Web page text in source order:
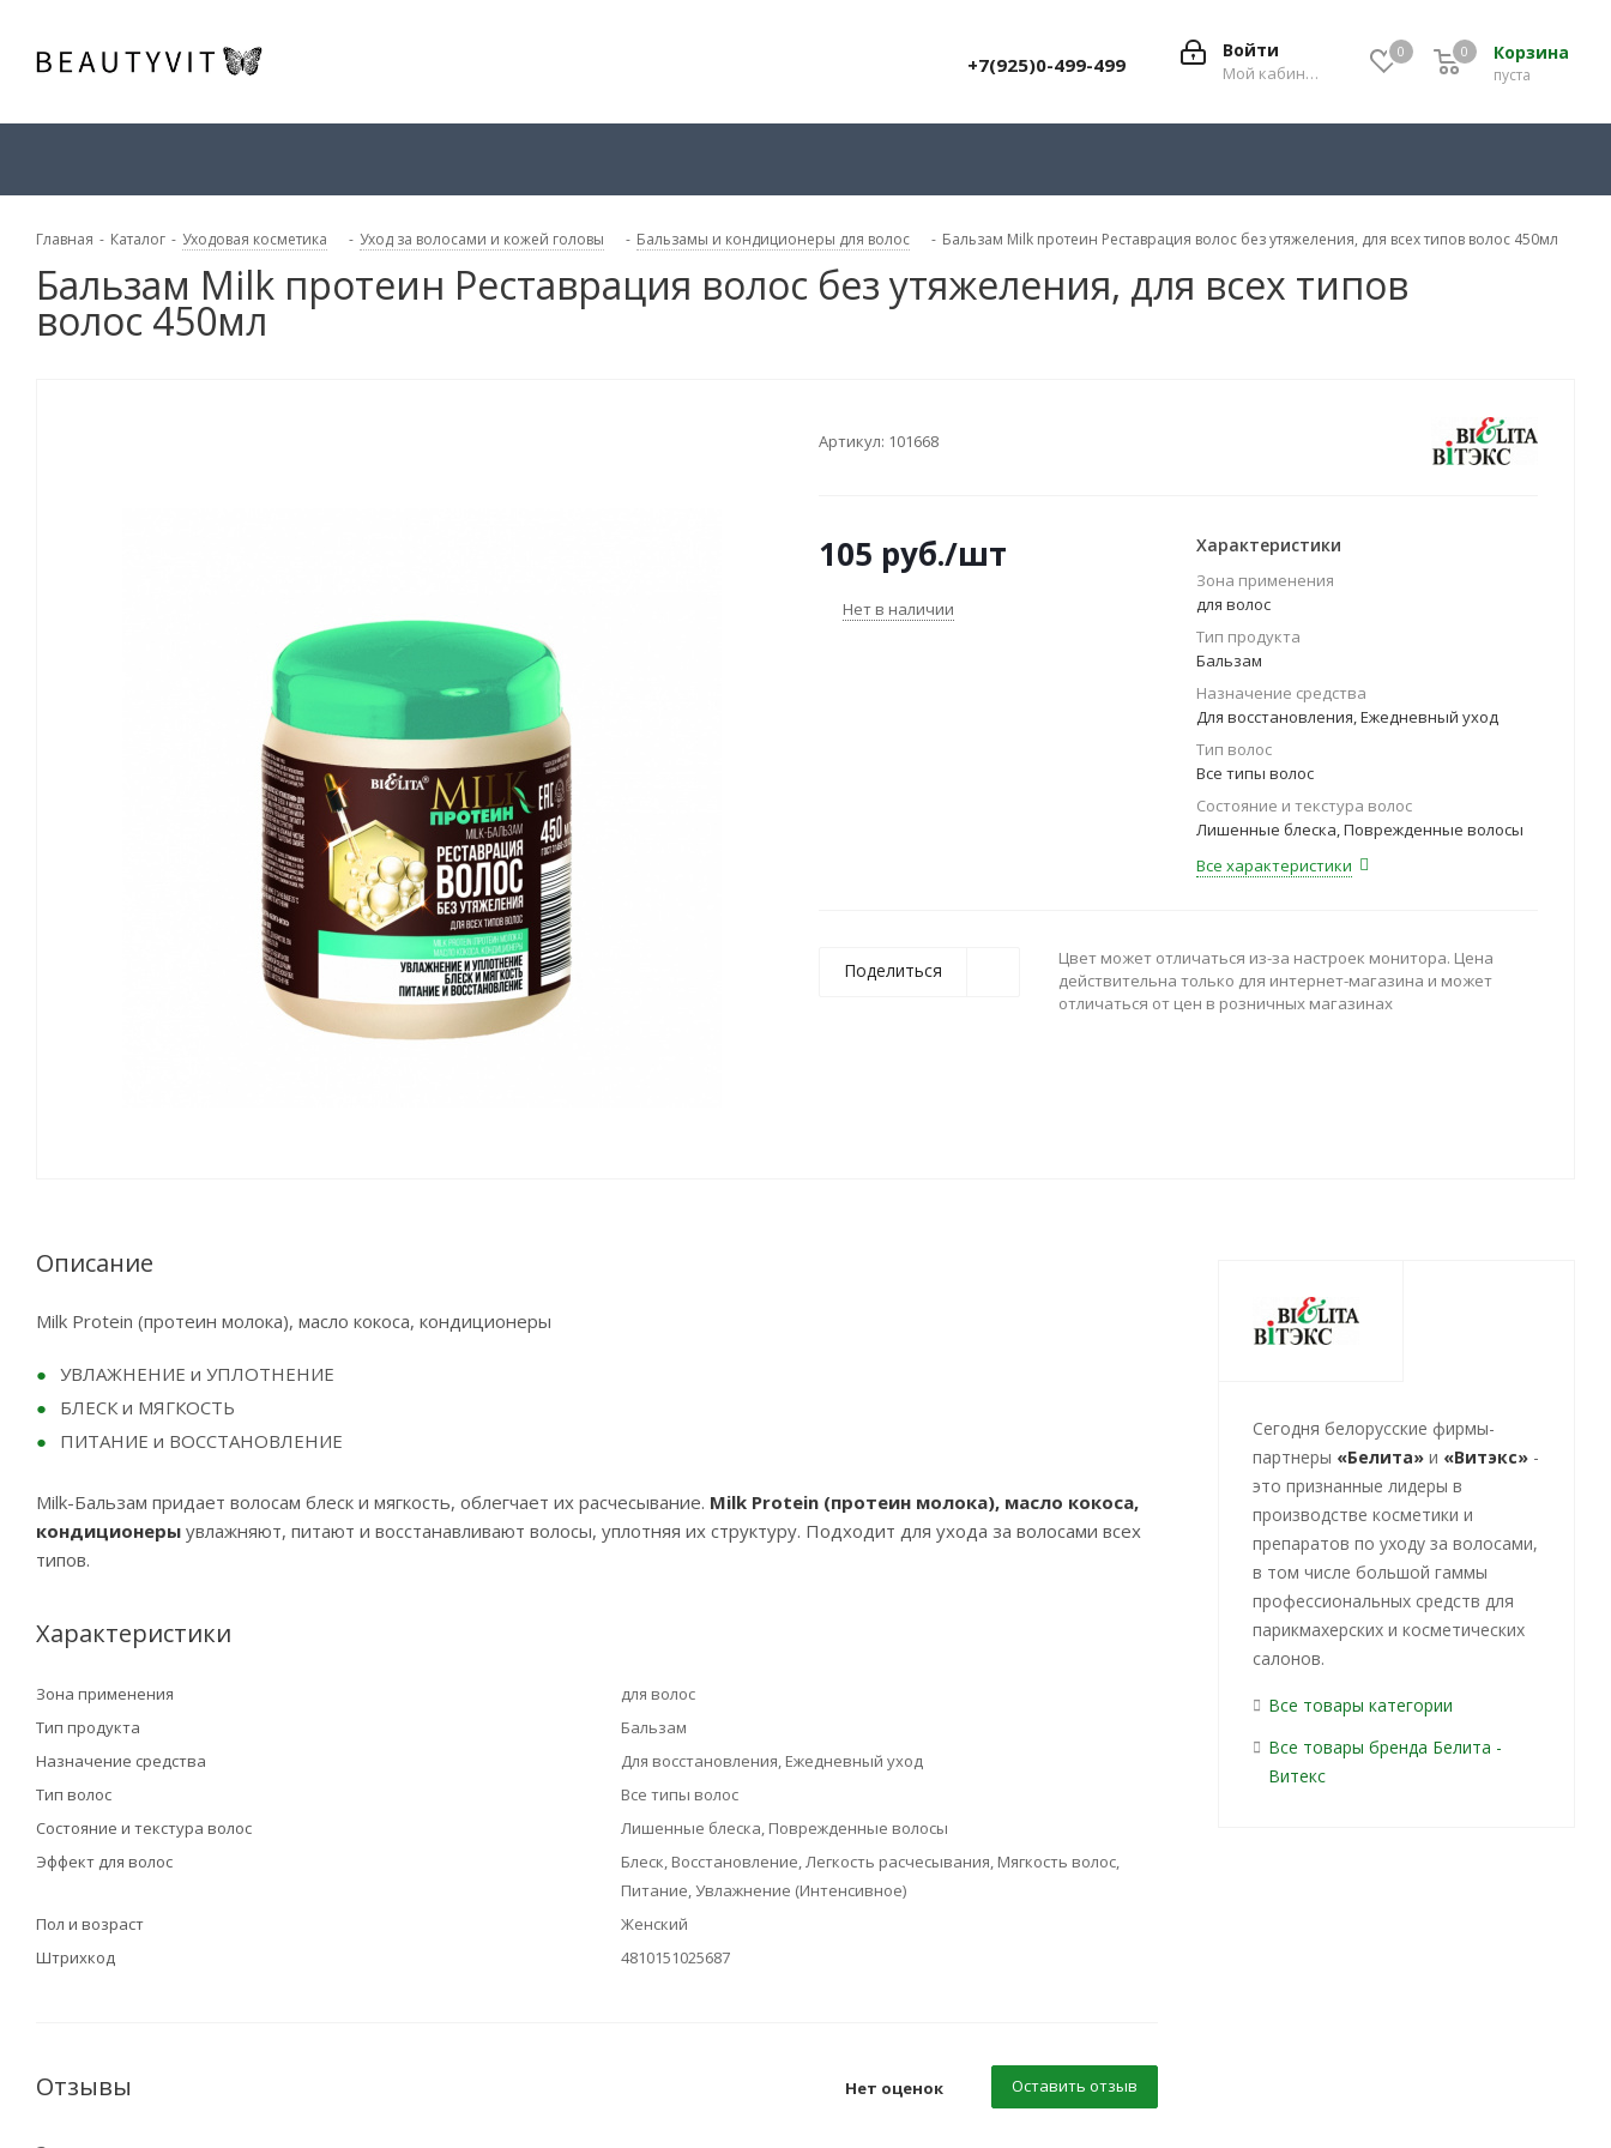
0 Корзина
0
пуста
0
Войти
Мой кабинет
+7(925)0-499-499
Главная - Каталог - Уходовая косметика - Уход за волосами и кожей головы - Бальзамы и кондиционеры для волос - Бальзам Milk протеин Реставрация волос без утяжеления, для всех типов волос 450мл
Бальзам Milk протеин Реставрация волос без утяжеления, для всех типов
волос 450мл
Артикул: 101668
105 руб./шт
Нет в наличии
Характеристики
Зона применения
для волос
Тип продукта
Бальзам
Назначение средства
Для восстановления, Ежедневный уход
Тип волос
Все типы волос
Состояние и текстура волос
Лишенные блеска, Поврежденные волосы
Все характеристики
Поделиться
Цвет может отличаться из-за настроек монитора. Цена
действительна только для интернет-магазина и может
отличаться от цен в розничных магазинах
Описание
Milk Protein (протеин молока), масло кокоса, кондиционеры
УВЛАЖНЕНИЕ и УПЛОТНЕНИЕ
БЛЕСК и МЯГКОСТЬ
ПИТАНИЕ и ВОССТАНОВЛЕНИЕ
Milk-Бальзам придает волосам блеск и мягкость, облегчает их расчесывание. Milk Protein (протеин молока), масло кокоса,
кондиционеры увлажняют, питают и восстанавливают волосы, уплотняя их структуру. Подходит для ухода за волосами всех
типов.
Характеристики
Зона применения
для волос
Тип продукта
Бальзам
Назначение средства
Для восстановления, Ежедневный уход
Тип волос
Все типы волос
Состояние и текстура волос
Лишенные блеска, Поврежденные волосы
Эффект для волос
Блеск, Восстановление, Легкость расчесывания, Мягкость волос,
Питание, Увлажнение (Интенсивное)
Пол и возраст
Женский
Штрихкод
4810151025687
Отзывы Нет оценок Оставить отзыв
Cегодня белорусские фирмы-
партнеры «Белита»и «Витэкс»-
это признанные лидеры в
производстве косметики и
препаратов по уходу за волосами,
в том числе большой гаммы
профессиональных средств для
парикмахерских и косметических
салонов.
Все товары категории
Все товары бренда Белита -
Витекс